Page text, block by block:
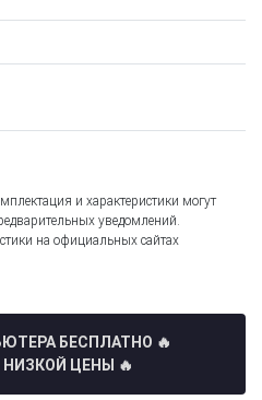
и характеристики могут
уведомлений.
на официальных сайтах
БЕСПЛАТНО 🔥
НИЗКОЙ ЦЕНЫ 🔥